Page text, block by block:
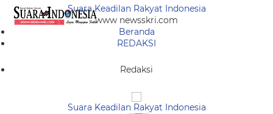
Suara Keadilan Rakyat Indonesia
www newsskri.com
Beranda
REDAKSI
Redaksi
Suara Keadilan Rakyat Indonesia